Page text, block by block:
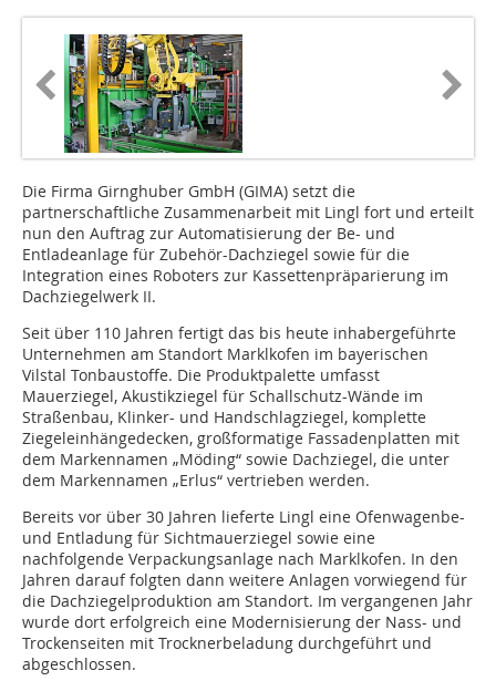
Die Firma Girnghuber GmbH (GIMA) setzt die
partnerschaftliche Zusammenarbeit mit Lingl fort und erteilt
nun den Auftrag zur Automatisierung der Be- und
Entladeanlage für Zubehör-Dachziegel sowie für die
Integration eines Roboters zur Kassettenpräparierung im
Dachziegelwerk II.
Seit über 110 Jahren fertigt das bis heute inhabergeführte
Unternehmen am Standort Marklkofen im bayerischen
Vilstal Tonbaustoffe. Die Produktpalette umfasst
Mauerziegel, Akustikziegel für Schallschutz-Wände im
Straßenbau, Klinker- und Handschlagziegel, komplette
Ziegeleinhänge­decken, großformatige Fassadenplatten mit
dem Markennamen „Möding“ sowie Dachziegel, die unter
dem Markennamen „Erlus“ vertrieben werden.
Bereits vor über 30 Jahren lieferte Lingl eine Ofenwagenbe-
und Entladung für Sichtmauerziegel sowie eine
nachfolgende Verpackungsanlage nach Marklkofen. In den
Jahren darauf folgten dann weitere Anlagen vorwiegend für
die Dachziegelproduktion am Standort. Im vergangenen Jahr
wurde dort erfolgreich eine Modernisierung der Nass- und
Trockenseiten mit Trocknerbeladung durchgeführt und
abgeschlossen.